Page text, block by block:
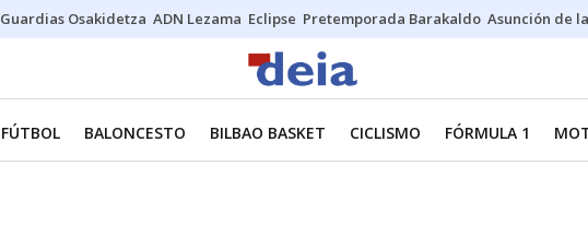
Guardias Osakidetza ADN Lezama Eclipse Pretemporada Barakaldo Asunción de
FÚTBOL BALONCESTO BILBAO BASKET CICLISMO FÓRMULA 1